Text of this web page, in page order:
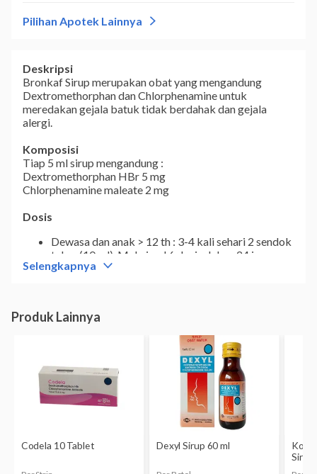
Deskripsi
Bronkaf Sirup merupakan obat yang mengandung
Dextromethorphan dan Chlorphenamine untuk
meredakan gejala batuk tidak berdahak dan gejala
alergi.
Komposisi
Tiap 5 ml sirup mengandung :
Dextromethorphan HBr 5 mg
Chlorphenamine maleate 2 mg
Dosis
Dewasa dan anak > 12 th : 3-4 kali sehari 2 sendok
takar (10 ml). Maksimal 6 dosis dalam 24 jam
Anak 6-12 tahun : 3-4 kali sehari 1 sendok takar (5
(5 ml). Maksimal 6 dosis dalam 24 jam
Produk ini dapat menyebabkan efek kantuk
Berhati-hati saat mengendarai kendaraan atau
Hindari minuman beralkohol selama konsumsi
produk ini
Jangan mengonsumsi obat ini jika sedang
Selengkapnya